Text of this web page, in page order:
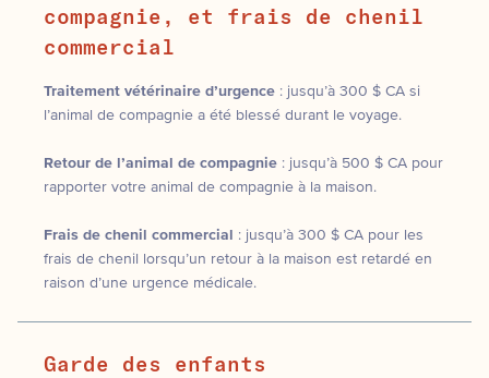
compagnie, et frais de chenil
commercial
Traitement vétérinaire d’urgence : jusqu’à 300 $ CA si
l’animal de compagnie a été blessé durant le voyage.
Retour de l’animal de compagnie : jusqu’à 500 $ CA pour
rapporter votre animal de compagnie à la maison.
Frais de chenil commercial : jusqu’à 300 $ CA pour les
frais de chenil lorsqu’un retour à la maison est retardé en
raison d’une urgence médicale.
Garde des enfants